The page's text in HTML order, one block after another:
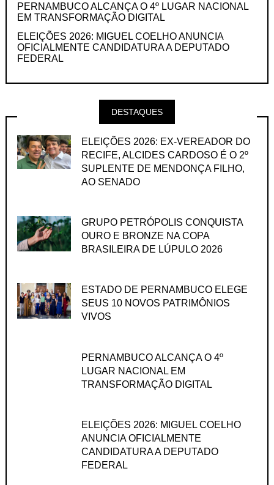
PERNAMBUCO ALCANÇA O 4º LUGAR NACIONAL
EM TRANSFORMAÇÃO DIGITAL
ELEIÇÕES 2026: MIGUEL COELHO ANUNCIA
OFICIALMENTE CANDIDATURA A DEPUTADO
FEDERAL
DESTAQUES
ELEIÇÕES 2026: EX-VEREADOR DO
RECIFE, ALCIDES CARDOSO É O 2º
SUPLENTE DE MENDONÇA FILHO,
AO SENADO
GRUPO PETRÓPOLIS CONQUISTA
OURO E BRONZE NA COPA
BRASILEIRA DE LÚPULO 2026
ESTADO DE PERNAMBUCO ELEGE
SEUS 10 NOVOS PATRIMÔNIOS
VIVOS
PERNAMBUCO ALCANÇA O 4º
LUGAR NACIONAL EM
TRANSFORMAÇÃO DIGITAL
ELEIÇÕES 2026: MIGUEL COELHO
ANUNCIA OFICIALMENTE
CANDIDATURA A DEPUTADO
FEDERAL